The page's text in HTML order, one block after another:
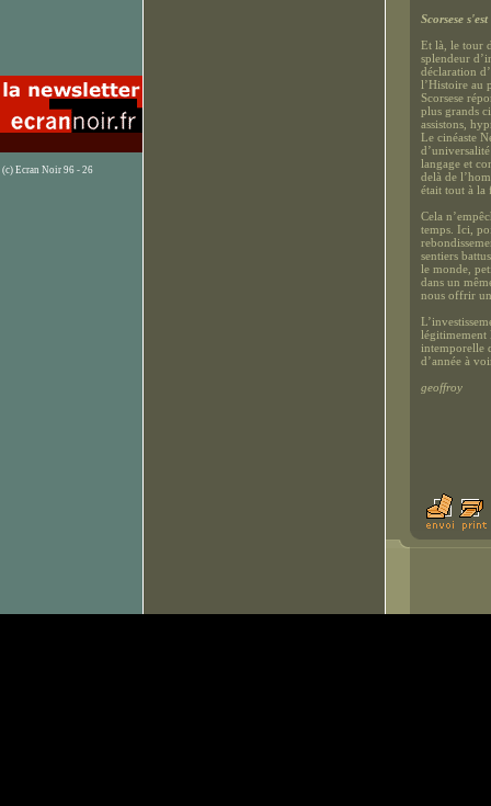
(c) Ecran Noir 96 - 26
Scorsese
Et là, le tour
splendeur
déclaration
l’Histoire au
Scorsese
plus grands
assistons,
Le cinéaste
langage et
delà de
était tout à la
Cela
temps. Ici,
sentiers
le monde,
dans un
nous offrir
légitimement
intemporelle
d’année à
geoffroy